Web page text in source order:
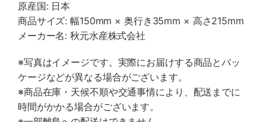
原産国: 日本
商品サイズ: 幅150mm × 奥行き35mm × 高さ215mm
メーカー名: 秋元水産株式会社
※写真はイメージです。実際にお届けする商品とパッ
ケージなどが異なる場合がございます。
※商品在庫・天候不順や交通事情により、配送までに
時間がかかる場合がございます。